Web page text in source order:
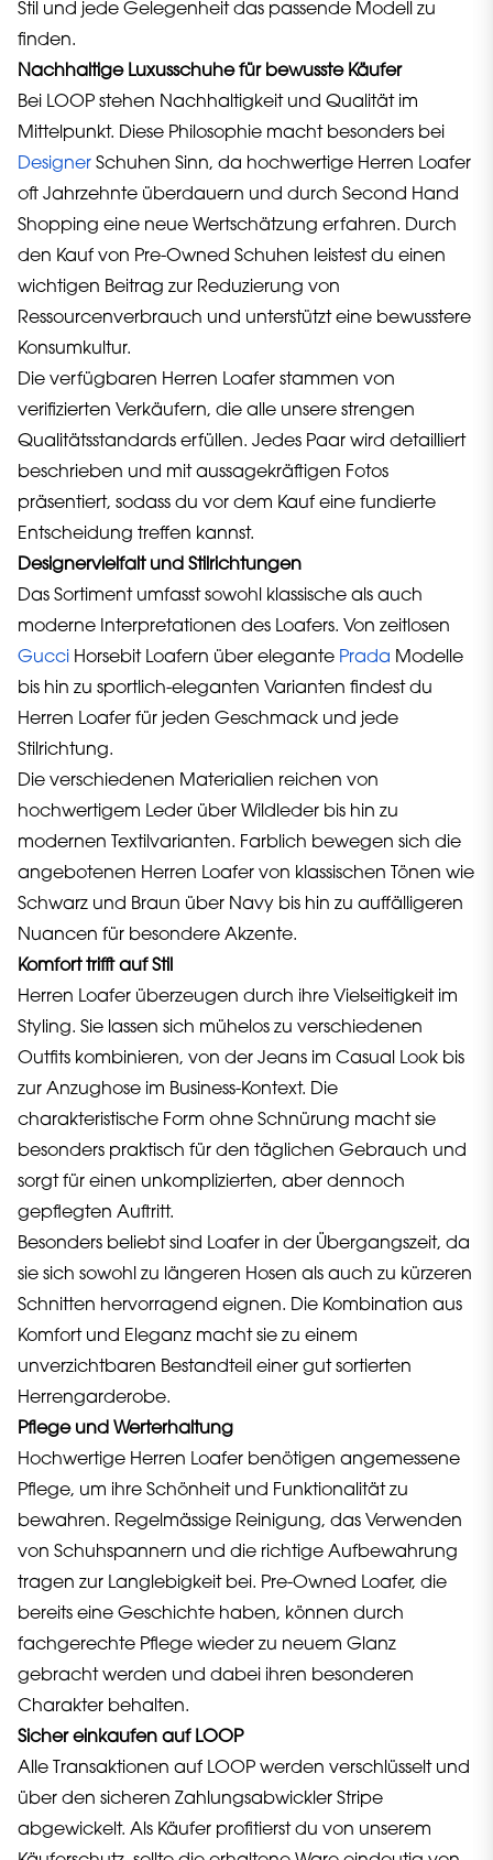
Stil und jede Gelegenheit das passende Modell zu
finden.
Nachhaltige Luxusschuhe für bewusste Käufer
Bei LOOP stehen Nachhaltigkeit und Qualität im
Mittelpunkt. Diese Philosophie macht besonders bei
Designer Schuhen Sinn, da hochwertige Herren Loafer
oft Jahrzehnte überdauern und durch Second Hand
Shopping eine neue Wertschätzung erfahren. Durch
den Kauf von Pre-Owned Schuhen leistest du einen
wichtigen Beitrag zur Reduzierung von
Ressourcenverbrauch und unterstützt eine bewusstere
Konsumkultur.
Die verfügbaren Herren Loafer stammen von
verifizierten Verkäufern, die alle unsere strengen
Qualitätsstandards erfüllen. Jedes Paar wird detailliert
beschrieben und mit aussagekräftigen Fotos
präsentiert, sodass du vor dem Kauf eine fundierte
Entscheidung treffen kannst.
Designervielfalt und Stilrichtungen
Das Sortiment umfasst sowohl klassische als auch
moderne Interpretationen des Loafers. Von zeitlosen
Gucci Horsebit Loafern über elegante Prada Modelle
bis hin zu sportlich-eleganten Varianten findest du
Herren Loafer für jeden Geschmack und jede
Stilrichtung.
Die verschiedenen Materialien reichen von
hochwertigem Leder über Wildleder bis hin zu
modernen Textilvarianten. Farblich bewegen sich die
angebotenen Herren Loafer von klassischen Tönen wie
Schwarz und Braun über Navy bis hin zu auffälligeren
Nuancen für besondere Akzente.
Komfort trifft auf Stil
Herren Loafer überzeugen durch ihre Vielseitigkeit im
Styling. Sie lassen sich mühelos zu verschiedenen
Outfits kombinieren, von der Jeans im Casual Look bis
zur Anzughose im Business-Kontext. Die
charakteristische Form ohne Schnürung macht sie
besonders praktisch für den täglichen Gebrauch und
sorgt für einen unkomplizierten, aber dennoch
gepflegten Auftritt.
Besonders beliebt sind Loafer in der Übergangszeit, da
sie sich sowohl zu längeren Hosen als auch zu kürzeren
Schnitten hervorragend eignen. Die Kombination aus
Komfort und Eleganz macht sie zu einem
unverzichtbaren Bestandteil einer gut sortierten
Herrengarderobe.
Pflege und Werterhaltung
Hochwertige Herren Loafer benötigen angemessene
Pflege, um ihre Schönheit und Funktionalität zu
bewahren. Regelmässige Reinigung, das Verwenden
von Schuhspannern und die richtige Aufbewahrung
tragen zur Langlebigkeit bei. Pre-Owned Loafer, die
bereits eine Geschichte haben, können durch
fachgerechte Pflege wieder zu neuem Glanz
gebracht werden und dabei ihren besonderen
Charakter behalten.
Sicher einkaufen auf LOOP
Alle Transaktionen auf LOOP werden verschlüsselt und
über den sicheren Zahlungsabwickler Stripe
abgewickelt. Als Käufer profitierst du von unserem